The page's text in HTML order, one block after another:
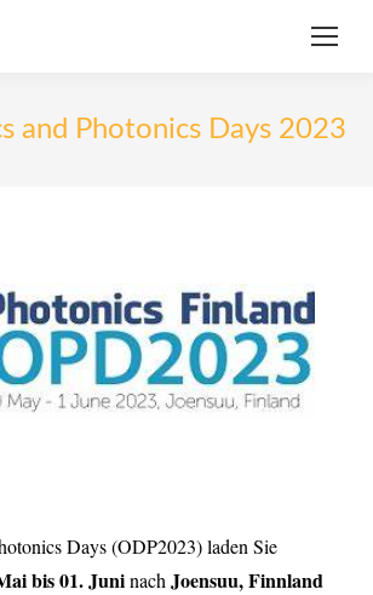
and Photonics Days 2023
Days (ODP2023) laden Sie
bis 01. Juninach Joensuu, Finnland